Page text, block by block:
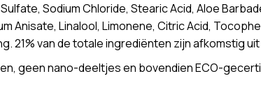
Sodium Chloride, Stearic Acid, Aloe
Anisate, Linalool, Limonene, Citric Acid,
21% van de totale ingrediënten zijn afkomstig
geen nano-deeltjes en bovendien ECO-